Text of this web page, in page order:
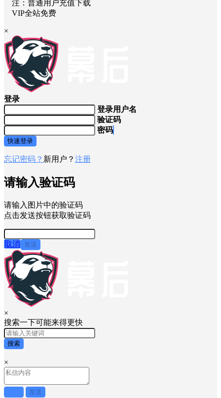
系客服。
注：普通用户充值下载
×
登录
登录用户名
验证码
快速登录
请输入图片中的验证码
点击发送按钮获取验证码
取消 发送
×
搜索一下可能来得更快
×